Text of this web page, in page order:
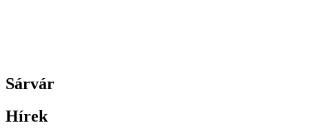
Sárvár
Hírek